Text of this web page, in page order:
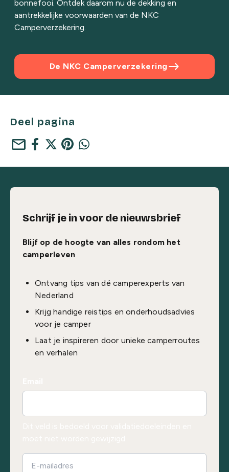
bonnefooi. Ontdek daarom nu de dekking en
aantrekkelijke voorwaarden van de NKC
Camperverzekering.
east
De NKC Camperverzekering
Deel pagina
mail
Schrijf je in voor de nieuwsbrief
Blijf op de hoogte van alles rondom het
camperleven
Ontvang tips van dé camperexperts van
Nederland
Krijg handige reistips en onderhoudsadvies
voor je camper
Laat je inspireren door unieke camperroutes
en verhalen